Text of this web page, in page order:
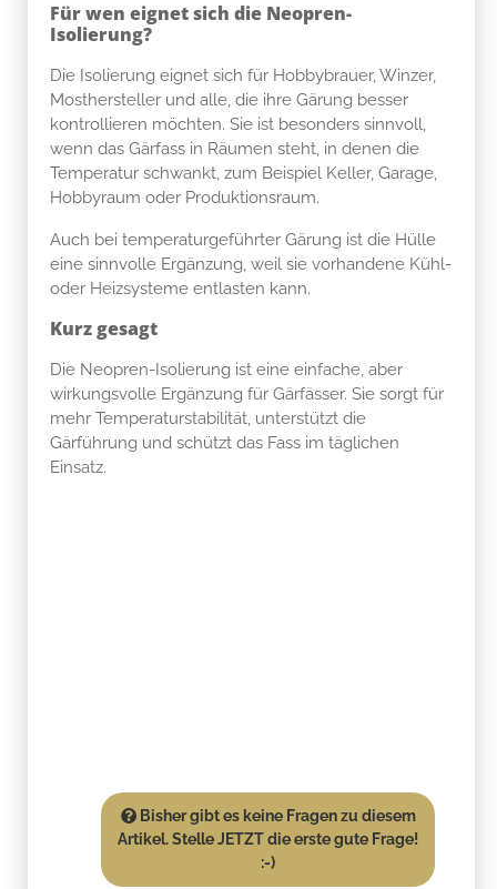
Für wen eignet sich die Neopren-
Isolierung?
Die Isolierung eignet sich für Hobbybrauer, Winzer,
Mosthersteller und alle, die ihre Gärung besser
kontrollieren möchten. Sie ist besonders sinnvoll,
wenn das Gärfass in Räumen steht, in denen die
Temperatur schwankt, zum Beispiel Keller, Garage,
Hobbyraum oder Produktionsraum.
Auch bei temperaturgeführter Gärung ist die Hülle
eine sinnvolle Ergänzung, weil sie vorhandene Kühl-
oder Heizsysteme entlasten kann.
Kurz gesagt
Die Neopren-Isolierung ist eine einfache, aber
wirkungsvolle Ergänzung für Gärfässer. Sie sorgt für
mehr Temperaturstabilität, unterstützt die
Gärführung und schützt das Fass im täglichen
Einsatz.
Bisher gibt es keine Fragen zu diesem
Artikel. Stelle JETZT die erste gute Frage!
:-)